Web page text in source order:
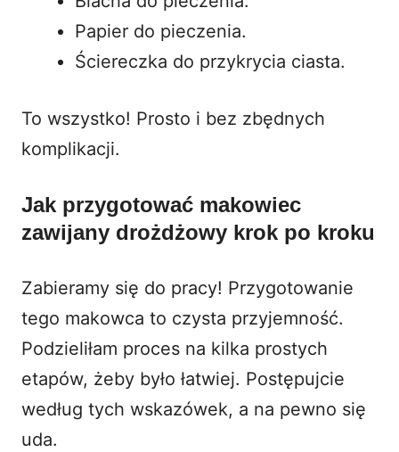
Papier do pieczenia.
Ściereczka do przykrycia ciasta.
To wszystko! Prosto i bez zbędnych
komplikacji.
Jak przygotować makowiec
zawijany drożdżowy krok po kroku
Zabieramy się do pracy! Przygotowanie
tego makowca to czysta przyjemność.
Podzieliłam proces na kilka prostych
etapów, żeby było łatwiej. Postępujcie
według tych wskazówek, a na pewno się
uda.